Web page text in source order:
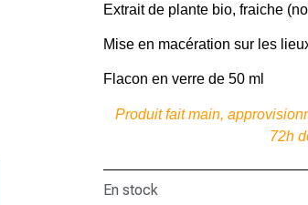
Extrait de plante bio, fraiche
Mise en macération sur les
Flacon en verre de 50 ml
Produit fait main,
72h
En stock